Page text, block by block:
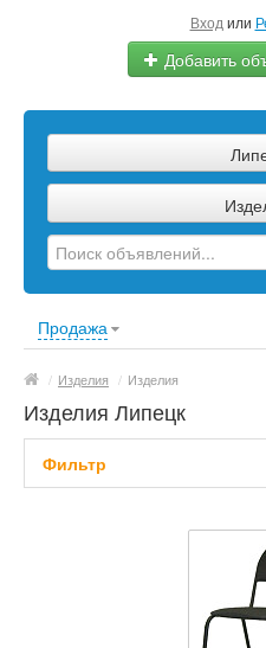
Вход или
Добавить
Продажа
/ Изделия / Изделия
Изделия Липецк
Фильтр